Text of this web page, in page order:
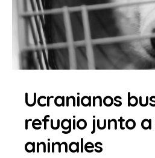
Ucranianos
refugio junto a
animales